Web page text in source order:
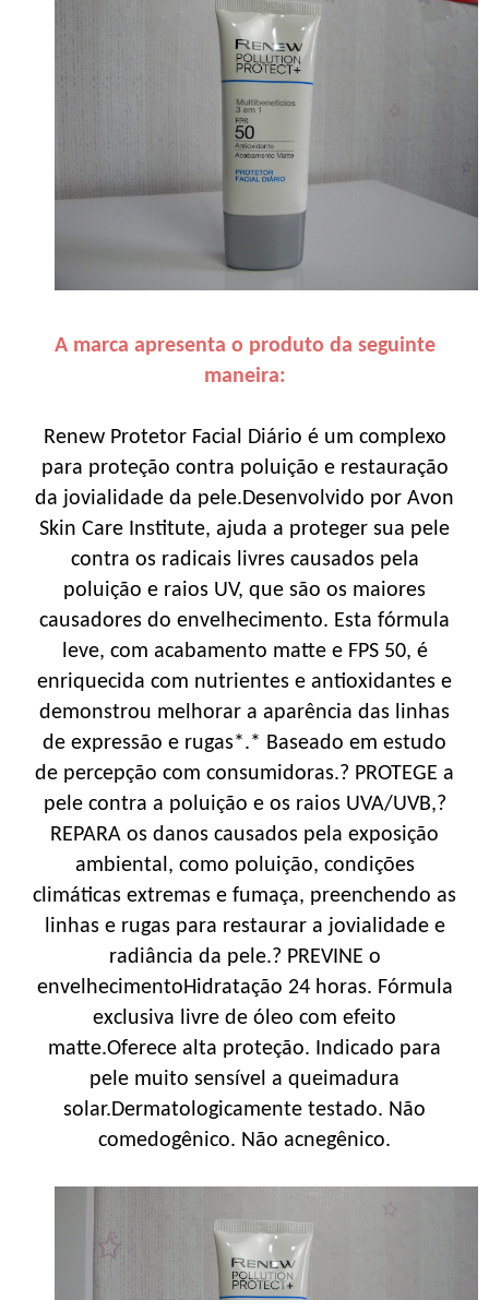
A marca apresenta o produto da seguinte
maneira:
Renew Protetor Facial Diário é um complexo
para proteção contra poluição e restauração
da jovialidade da pele.Desenvolvido por Avon
Skin Care Institute, ajuda a proteger sua pele
contra os radicais livres causados pela
poluição e raios UV, que são os maiores
causadores do envelhecimento. Esta fórmula
leve, com acabamento matte e FPS 50, é
enriquecida com nutrientes e antioxidantes e
demonstrou melhorar a aparência das linhas
de expressão e rugas*.* Baseado em estudo
de percepção com consumidoras.? PROTEGE a
pele contra a poluição e os raios UVA/UVB,?
REPARA os danos causados pela exposição
ambiental, como poluição, condições
climáticas extremas e fumaça, preenchendo as
linhas e rugas para restaurar a jovialidade e
radiância da pele.? PREVINE o
envelhecimentoHidratação 24 horas. Fórmula
exclusiva livre de óleo com efeito
matte.Oferece alta proteção. Indicado para
pele muito sensível a queimadura
solar.Dermatologicamente testado. Não
comedogênico. Não acnegênico.